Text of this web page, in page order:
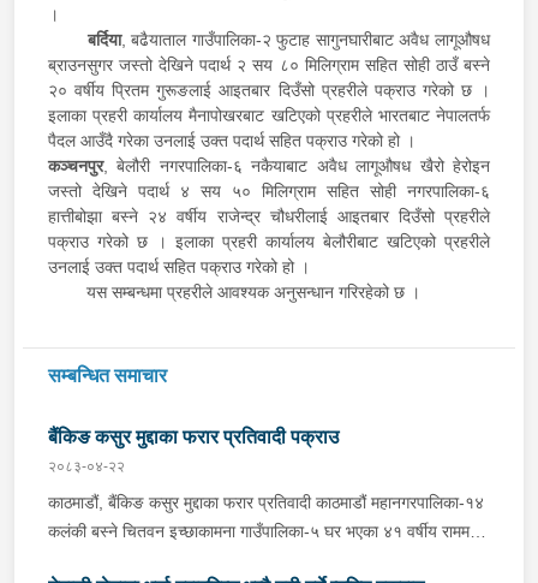
।
बर्दिया, बढैयाताल गाउँपालिका-२ फुटाह सागुनघारीबाट अवैध लागूऔषध
ब्राउनसुगर जस्तो देखिने पदार्थ २ सय ८० मिलिग्राम सहित सोही ठाउँ बस्ने
२० वर्षीय प्रितम गुरूङलाई आइतबार दिउँसो प्रहरीले पक्राउ गरेको छ ।
इलाका प्रहरी कार्यालय मैनापोखरबाट खटिएको प्रहरीले भारतबाट नेपालतर्फ
पैदल आउँदै गरेका उनलाई उक्त पदार्थ सहित पक्राउ गरेको हो ।
कञ्चनपुर, बेलौरी नगरपालिका-६ नकैयाबाट अवैध लागूऔषध खैरो हेरोइन
जस्तो देखिने पदार्थ ४ सय ५० मिलिग्राम सहित सोही नगरपालिका-६
हात्तीबोझा बस्ने २४ वर्षीय राजेन्द्र चौधरीलाई आइतबार दिउँसो प्रहरीले
पक्राउ गरेको छ । इलाका प्रहरी कार्यालय बेलौरीबाट खटिएको प्रहरीले
उनलाई उक्त पदार्थ सहित पक्राउ गरेको हो ।
यस सम्बन्धमा प्रहरीले आवश्यक अनुसन्धान गरिरहेको छ ।
सम्बन्धित समाचार
बैंकिङ कसुर मुद्दाका फरार प्रतिवादी पक्राउ
२०८३-०४-२२
काठमाडौं, बैंकिङ कसुर मुद्दाका फरार प्रतिवादी काठमाडौं महानगरपालिका-१४
कलंकी बस्ने चितवन इच्छाकामना गाउँपालिका-५ घर भएका ४१ वर्षीय राममणी